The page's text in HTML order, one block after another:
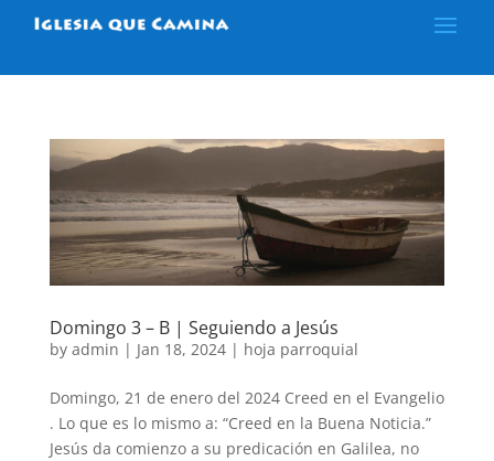
Domingo 3 – B | Seguiendo a Jesús
by admin | Jan 18, 2024| hoja parroquial
Domingo, 21 de enero del 2024 Creed en el Evangelio
. Lo que es lo mismo a: “Creed en la Buena Noticia.”
Jesús da comienzo a su predicación en Galilea, no